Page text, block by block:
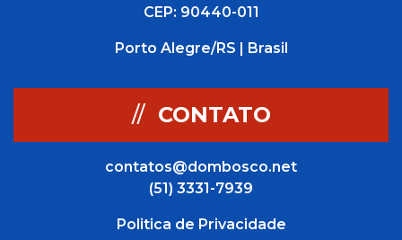
CEP: 90440-011
Porto Alegre/RS | Brasil
// CONTATO
contatos@dombosco.net
(51) 3331-7939
Politica de Privacidade